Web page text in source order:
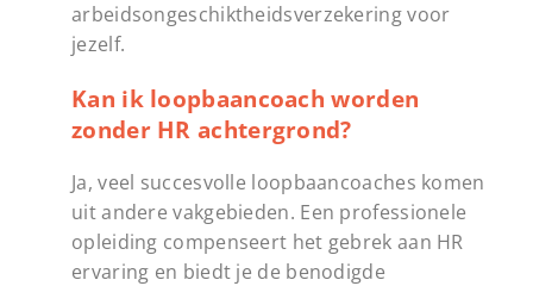
arbeidsongeschiktheidsverzekering voor
jezelf.
Kan ik loopbaancoach worden
zonder HR achtergrond?
Ja, veel succesvolle loopbaancoaches komen
uit andere vakgebieden. Een professionele
opleiding compenseert het gebrek aan HR
ervaring en biedt je de benodigde